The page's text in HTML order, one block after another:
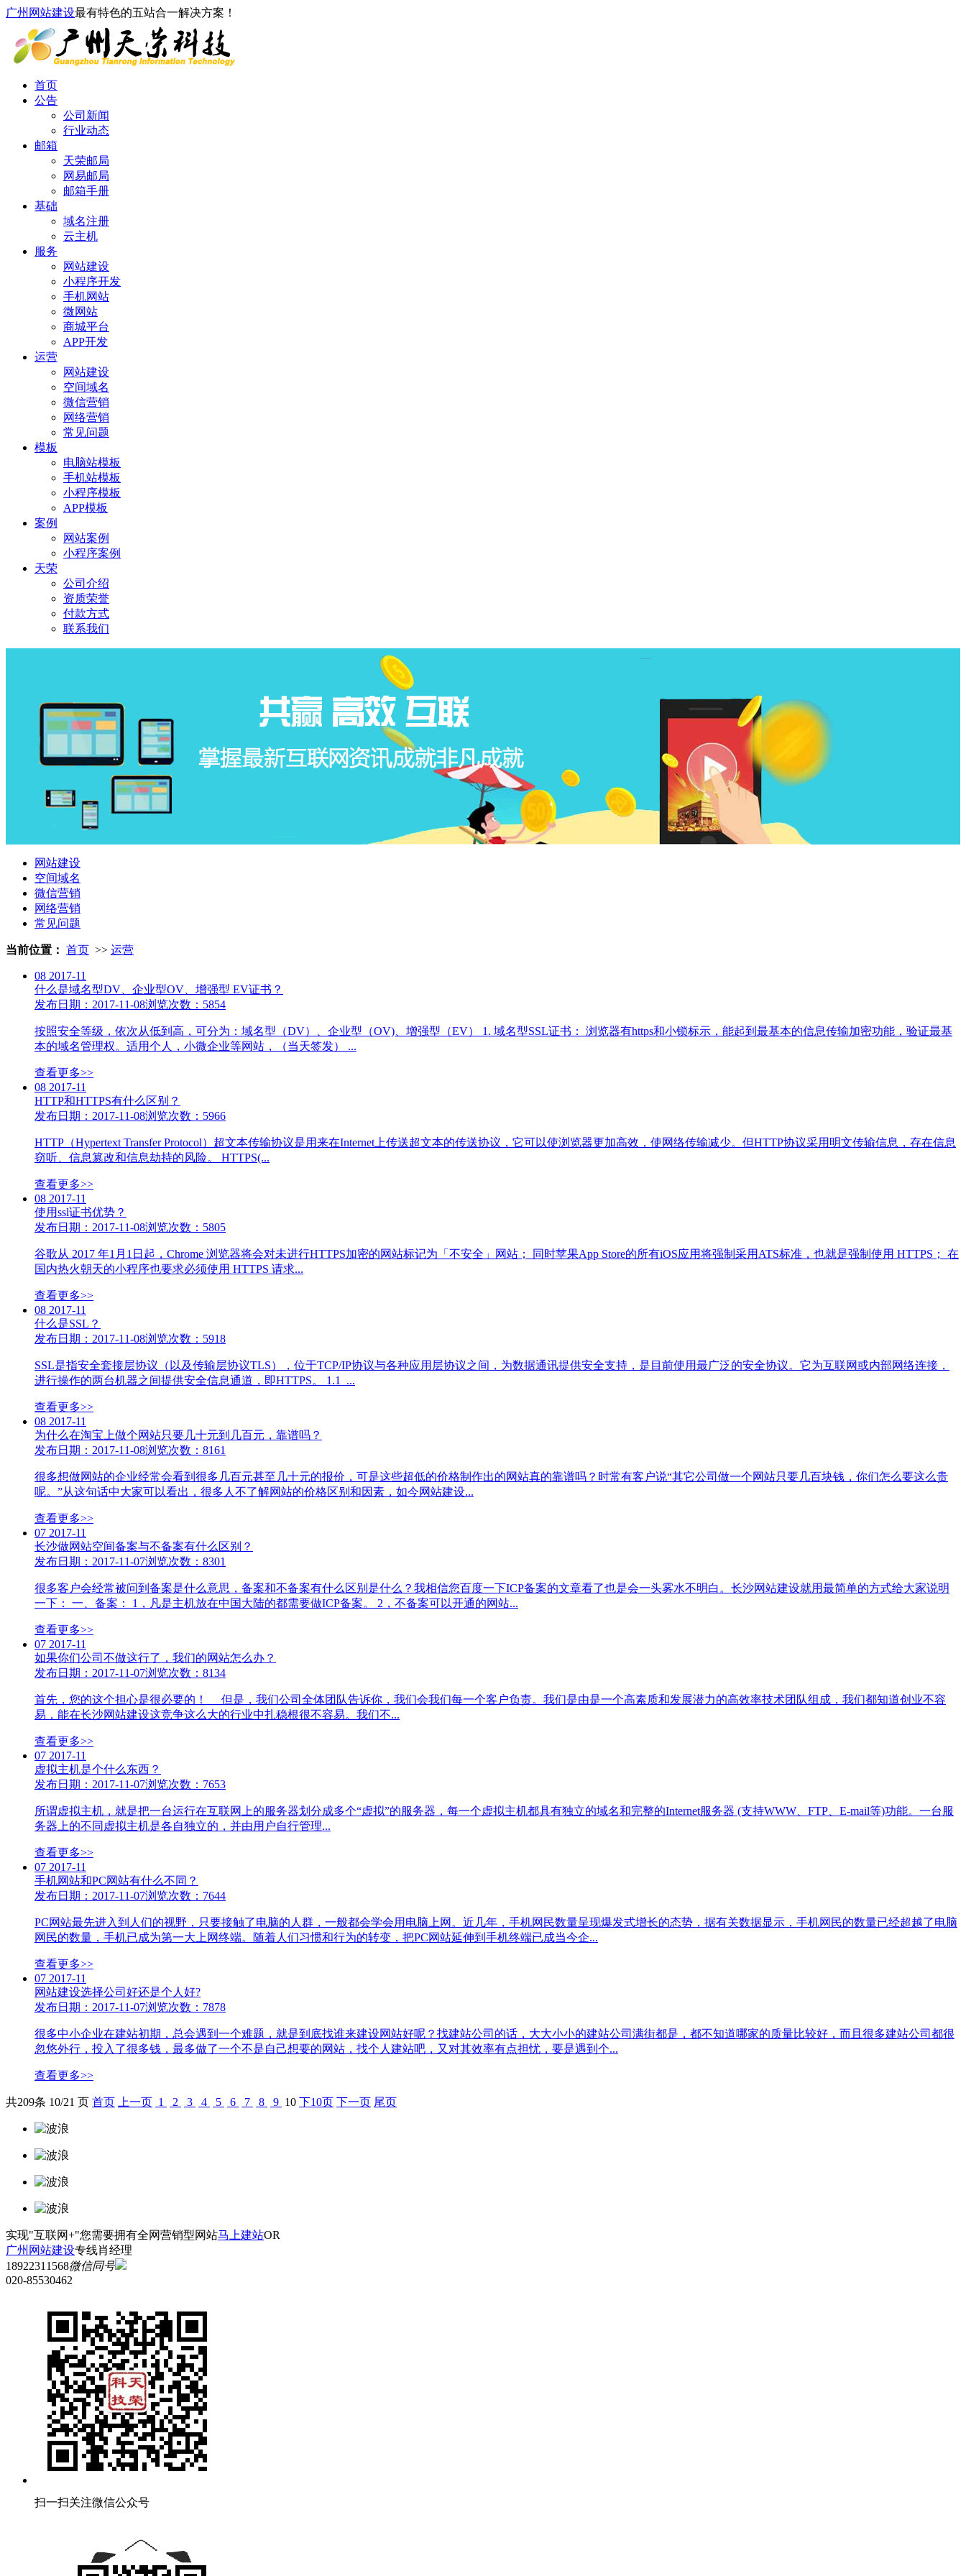
广州网站建设最有特色的五站合一解决方案！
首页
公告
公司新闻
行业动态
邮箱
天荣邮局
网易邮局
邮箱手册
基础
域名注册
云主机
服务
网站建设
小程序开发
手机网站
微网站
商城平台
APP开发
运营
网站建设
空间域名
微信营销
网络营销
常见问题
模板
电脑站模板
手机站模板
小程序模板
APP模板
案例
网站案例
小程序案例
天荣
公司介绍
资质荣誉
付款方式
联系我们
网站建设
空间域名
微信营销
网络营销
常见问题
当前位置： 首页 >> 运营
08 2017-11
什么是域名型DV、企业型OV、增强型 EV证书？
发布日期：2017-11-08浏览次数：5854
按照安全等级，依次从低到高，可分为：域名型（DV）、企业型（OV)、增强型（EV） 1. 域名型SSL证书： 浏览器有https和小锁标示，能起到最基本的信息传输加密功能，验证最基
本的域名管理权。适用个人，小微企业等网站，（当天签发） ...
查看更多>>
08 2017-11
HTTP和HTTPS有什么区别？
发布日期：2017-11-08浏览次数：5966
HTTP（Hypertext Transfer Protocol）超文本传输协议是用来在Internet上传送超文本的传送协议，它可以使浏览器更加高效，使网络传输减少。但HTTP协议采用明文传输信息，存在信息
窃听、信息篡改和信息劫持的风险。 HTTPS(...
查看更多>>
08 2017-11
使用ssl证书优势？
发布日期：2017-11-08浏览次数：5805
谷歌从 2017 年1月1日起，Chrome 浏览器将会对未进行HTTPS加密的网站标记为「不安全」网站； 同时苹果App Store的所有iOS应用将强制采用ATS标准，也就是强制使用 HTTPS； 在
国内热火朝天的小程序也要求必须使用 HTTPS 请求...
查看更多>>
08 2017-11
什么是SSL？
发布日期：2017-11-08浏览次数：5918
SSL是指安全套接层协议（以及传输层协议TLS），位于TCP/IP协议与各种应用层协议之间，为数据通讯提供安全支持，是目前使用最广泛的安全协议。它为互联网或内部网络连接，
进行操作的两台机器之间提供安全信息通道，即HTTPS。 1.1 ...
查看更多>>
08 2017-11
为什么在淘宝上做个网站只要几十元到几百元，靠谱吗？
发布日期：2017-11-08浏览次数：8161
很多想做网站的企业经常会看到很多几百元甚至几十元的报价，可是这些超低的价格制作出的网站真的靠谱吗？时常有客户说“其它公司做一个网站只要几百块钱，你们怎么要这么贵
呢。”从这句话中大家可以看出，很多人不了解网站的价格区别和因素，如今网站建设...
查看更多>>
07 2017-11
长沙做网站空间备案与不备案有什么区别？
发布日期：2017-11-07浏览次数：8301
很多客户会经常被问到备案是什么意思，备案和不备案有什么区别是什么？我相信您百度一下ICP备案的文章看了也是会一头雾水不明白。长沙网站建设就用最简单的方式给大家说明
一下： 一、备案： 1，凡是主机放在中国大陆的都需要做ICP备案。 2，不备案可以开通的网站...
查看更多>>
07 2017-11
如果你们公司不做这行了，我们的网站怎么办？
发布日期：2017-11-07浏览次数：8134
首先，您的这个担心是很必要的！ 但是，我们公司全体团队告诉你，我们会我们每一个客户负责。我们是由是一个高素质和发展潜力的高效率技术团队组成，我们都知道创业不容
易，能在长沙网站建设这竞争这么大的行业中扎稳根很不容易。我们不...
查看更多>>
07 2017-11
虚拟主机是个什么东西？
发布日期：2017-11-07浏览次数：7653
所谓虚拟主机，就是把一台运行在互联网上的服务器划分成多个“虚拟”的服务器，每一个虚拟主机都具有独立的域名和完整的Internet服务器 (支持WWW、FTP、E-mail等)功能。一台服
务器上的不同虚拟主机是各自独立的，并由用户自行管理...
查看更多>>
07 2017-11
手机网站和PC网站有什么不同？
发布日期：2017-11-07浏览次数：7644
PC网站最先进入到人们的视野，只要接触了电脑的人群，一般都会学会用电脑上网。近几年，手机网民数量呈现爆发式增长的态势，据有关数据显示，手机网民的数量已经超越了电脑
网民的数量，手机已成为第一大上网终端。随着人们习惯和行为的转变，把PC网站延伸到手机终端已成当今企...
查看更多>>
07 2017-11
网站建设选择公司好还是个人好?
发布日期：2017-11-07浏览次数：7878
很多中小企业在建站初期，总会遇到一个难题，就是到底找谁来建设网站好呢？找建站公司的话，大大小小的建站公司满街都是，都不知道哪家的质量比较好，而且很多建站公司都很
忽悠外行，投入了很多钱，最多做了一个不是自己想要的网站，找个人建站吧，又对其效率有点担忧，要是遇到个...
查看更多>>
共209条 10/21 页 首页 上一页 1 2 3 4 5 6 7 8 9 10 下10页 下一页 尾页
实现"互联网+"您需要拥有全网营销型网站马上建站OR
广州网站建设专线肖经理
18922311568微信同号
020-85530462
扫一扫关注微信公众号